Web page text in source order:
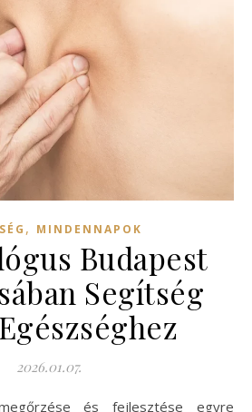
, MINDENNAPOK
Budapest
Segítség
2026.01.07.